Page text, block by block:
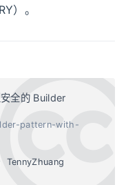
）。
全的 Builder
pattern-with-
TennyZhuang